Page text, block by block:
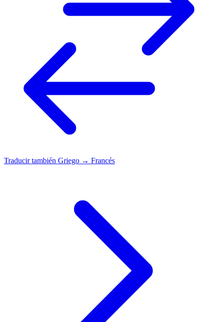
Traducir también Griego → Francés